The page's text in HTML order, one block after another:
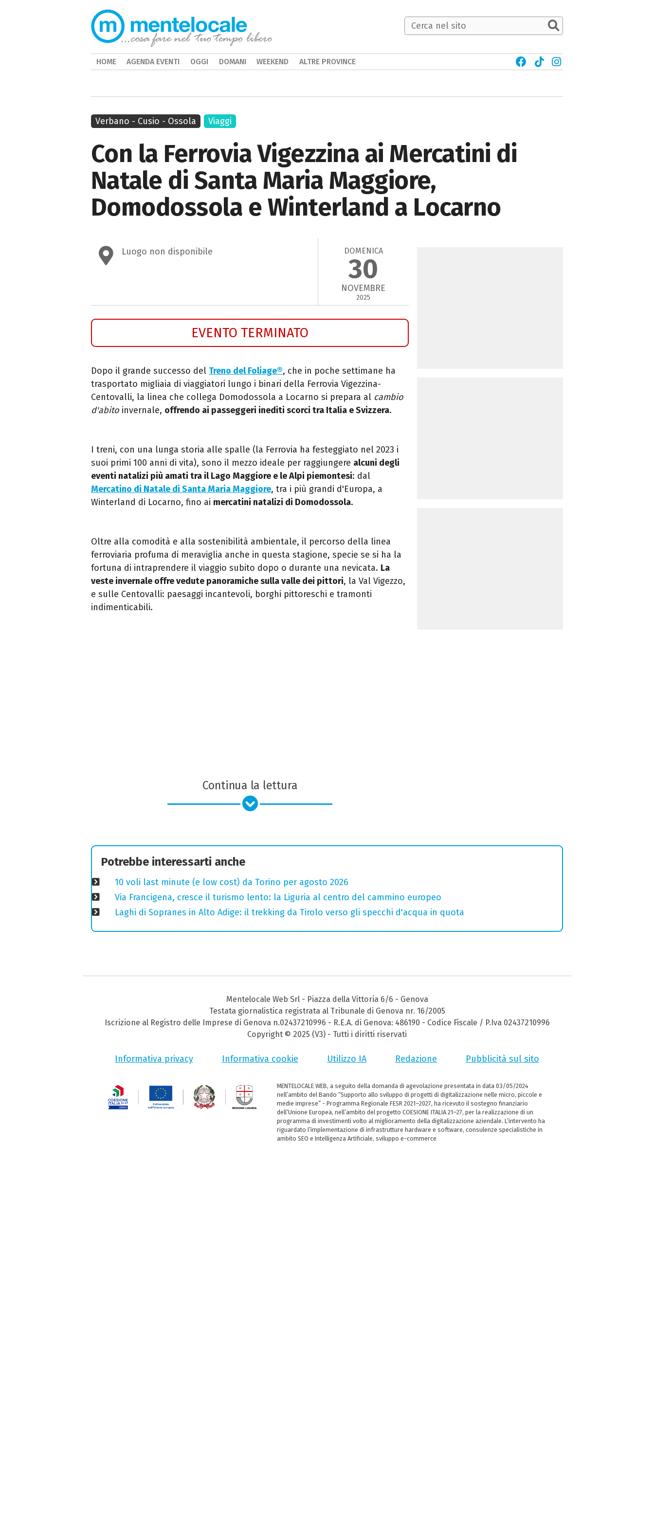
Con la Ferrovia Vigezzina ai Mercatini di
Natale di Santa Maria Maggiore,
Domodossola e Winterland a Locarno
Luogo non disponibile DOMENICA
30
NOVEMBRE
2025
EVENTO TERMINATO
Dopo il grande successo del Treno del Foliage®, che in poche settimane ha
trasportato migliaia di viaggiatori lungo i binari della Ferrovia Vigezzina-
Centovalli, la linea che collega Domodossola a Locarno si prepara al cambio
d'abito invernale, offrendo ai passeggeri inediti scorci tra Italia e Svizzera.
I treni, con una lunga storia alle spalle (la Ferrovia ha festeggiato nel 2023 i
suoi primi 100 anni di vita), sono il mezzo ideale per raggiungere alcuni degli
eventi natalizi più amati tra il Lago Maggiore e le Alpi piemontesi: dal
Mercatino di Natale di Santa Maria Maggiore, tra i più grandi d'Europa, a
Winterland di Locarno, fino ai mercatini natalizi di Domodossola.
Oltre alla comodità e alla sostenibilità ambientale, il percorso della linea
ferroviaria profuma di meraviglia anche in questa stagione, specie se si ha la
fortuna di intraprendere il viaggio subito dopo o durante una nevicata. La
veste invernale offre vedute panoramiche sulla valle dei pittori, la Val Vigezzo,
e sulle Centovalli: paesaggi incantevoli, borghi pittoreschi e tramonti
indimenticabili.
Continua la lettura
Verbano - Cusio - Ossola Viaggi
Potrebbe interessarti anche
10 voli last minute (e low cost) da Torino per agosto 2026
Via Francigena, cresce il turismo lento: la Liguria al centro del cammino europeo
Laghi di Sopranes in Alto Adige: il trekking da Tirolo verso gli specchi d'acqua in quota
HOME AGENDA EVENTI OGGI DOMANI WEEKEND ALTRE PROVINCE
Mentelocale Web Srl - Piazza della Vittoria 6/6 - Genova
Testata giornalistica registrata al Tribunale di Genova nr. 16/2005
Iscrizione al Registro delle Imprese di Genova n.02437210996 - R.E.A. di Genova: 486190 - Codice Fiscale / P.Iva 02437210996
Copyright © 2025 (V3) - Tutti i diritti riservati
Informativa privacy Informativa cookie Utilizzo IA Redazione Pubblicità sul sito
MENTELOCALE WEB, a seguito della domanda di agevolazione presentata in data 03/05/2024
nell’ambito del Bando “Supporto allo sviluppo di progetti di digitalizzazione nelle micro, piccole e
medie imprese” - Programma Regionale FESR 2021–2027, ha ricevuto il sostegno finanziario
dell’Unione Europea, nell’ambito del progetto COESIONE ITALIA 21–27, per la realizzazione di un
programma di investimenti volto al miglioramento della digitalizzazione aziendale. L’intervento ha
riguardato l’implementazione di infrastrutture hardware e software, consulenze specialistiche in
ambito SEO e Intelligenza Artificiale, sviluppo e-commerce